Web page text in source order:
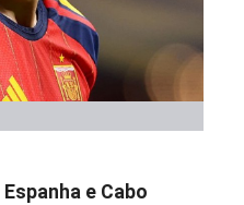
Espanha e Cabo